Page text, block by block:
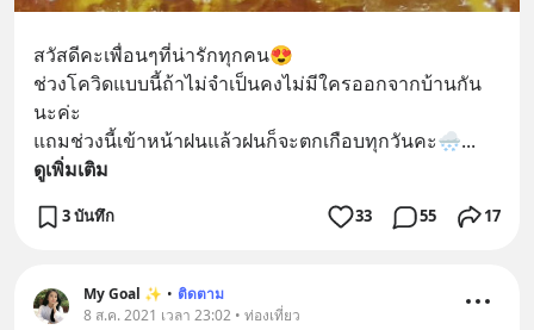
สวัสดีคะเพื่อนๆที่น่ารักทุกคน😍
ช่วงโควิดแบบนี้ถ้าไม่จำเป็นคงไม่มีใครออกจากบ้านกัน
นะค่ะ
แถมช่วงนี้เข้าหน้าฝนแล้วฝนก็จะตกเกือบทุกวันคะ🌨...
ดูเพิ่มเติม
3 บันทึก 33 55 17
My Goal ✨ • ติดตาม
8 ส.ค. 2021 เวลา 23:02 • ท่องเที่ยว